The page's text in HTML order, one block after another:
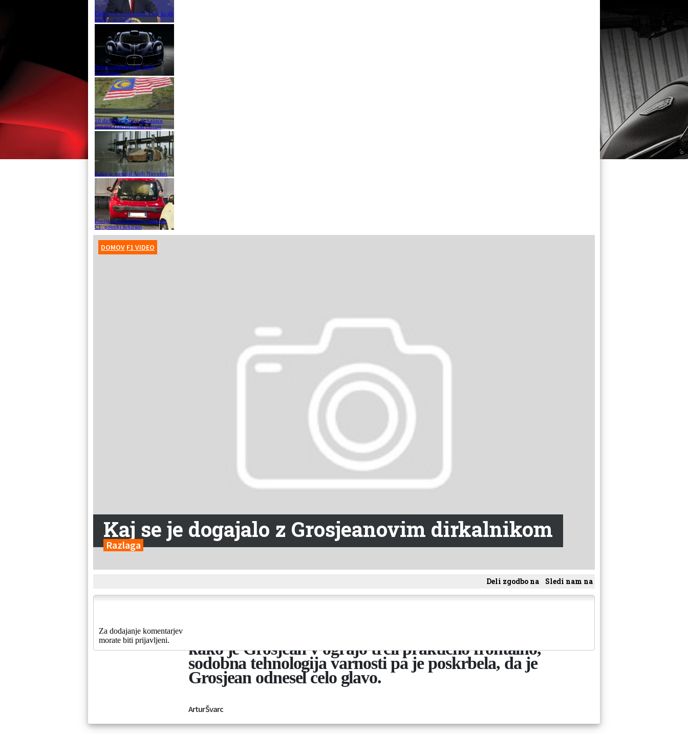
Električni avtomobili: Tisti, ki jih
vozijo, so bolni
Nekaj najlepšega in nekaj
najboljšega
10 dirkačev pozna dirkališče
Sepang International Circuit
Kako je nastajal Audi Nuvolari
Ponija prevažal kar v Citroenu
C1, potniki šokirani
DOMOV F1 VIDEO
Kaj se je dogajalo z Grosjeanovim dirkalnikom
Razlaga
Sledi nam na
Deli zgodbo na
kako je Grosjean v ograjo trčil praktično frontalno,
sodobna tehnologija varnosti pa je poskrbela, da je
Grosjean odnesel celo glavo.
Artur Švarc
Za dodajanje komentarjev
morate biti prijavljeni.